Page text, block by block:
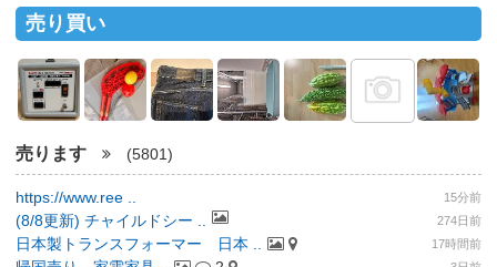
売り買い
売ります (5801)
https://www.ree .. 15分前
(8/8更新) チャイルドシー .. 274日前
日本製トランスフォーマー 日本 .. 17時間前